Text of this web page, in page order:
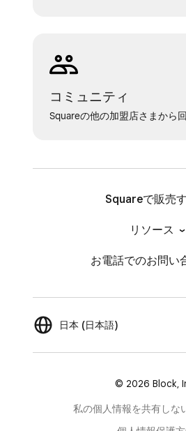
コミュニティ
Squareの他の加盟店さまから
Squareで販売
リソース
お電話でのお問い
日本 (日本語)
© 2026 Block,
私の個人情報を共有しな